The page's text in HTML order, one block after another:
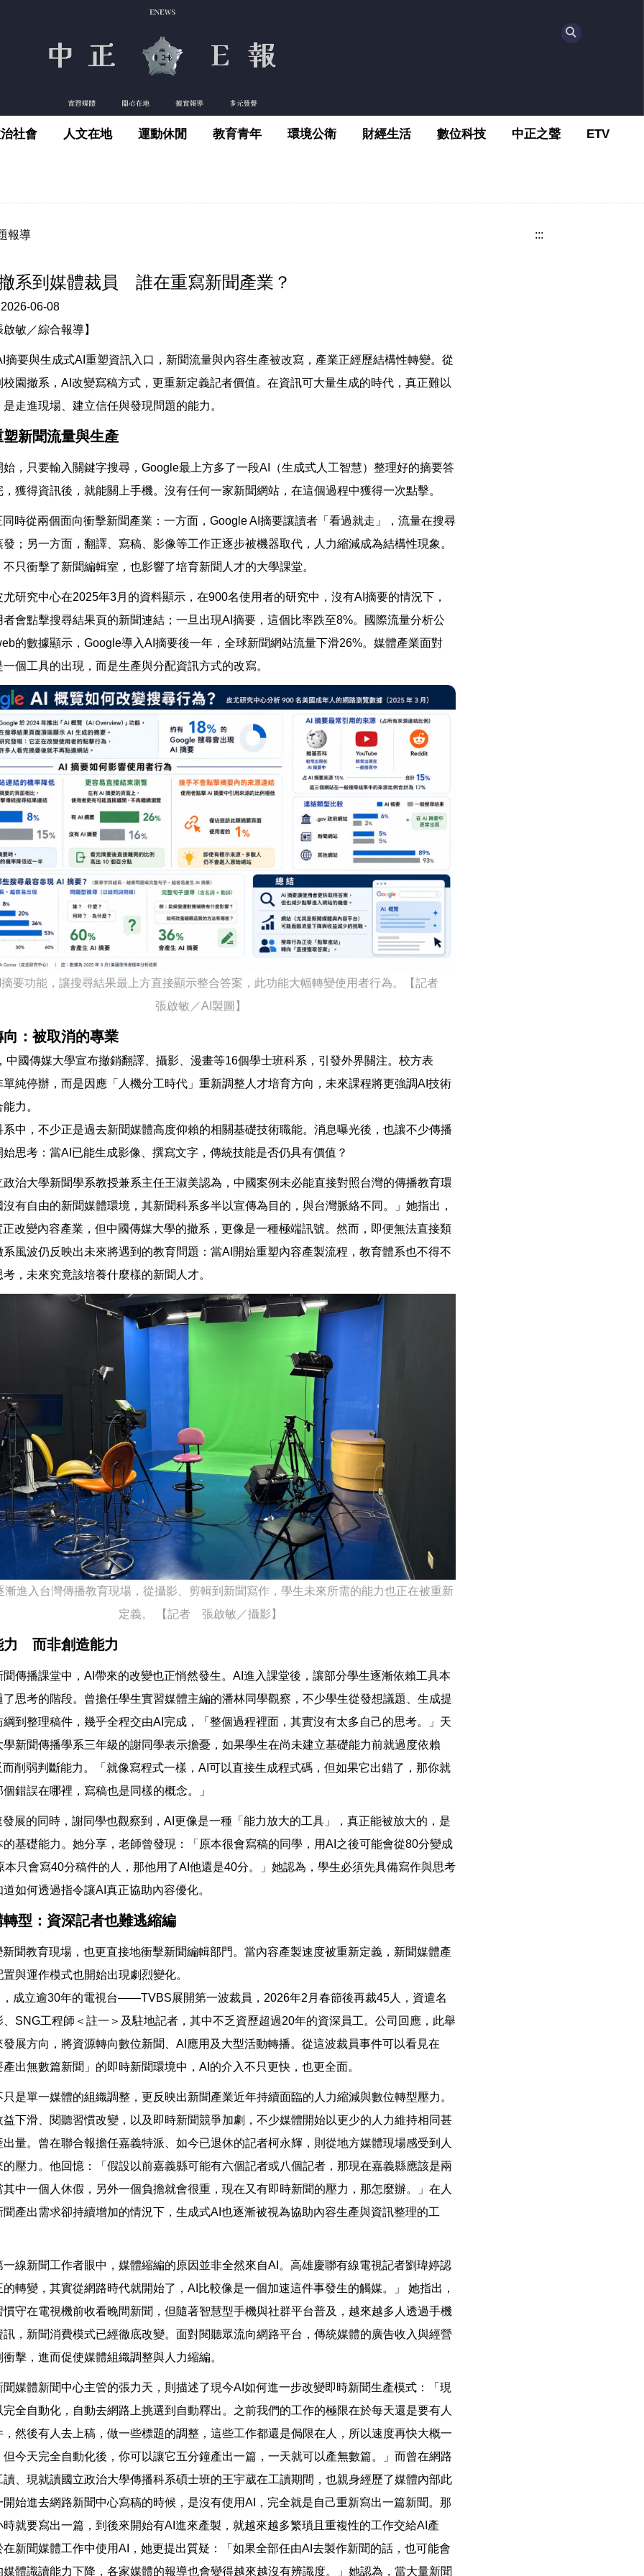
社會 人文在地 運動休閒 教育青年 環境公衛 財經生活 數位科技 中正之聲 ETV
報導
系到媒體裁員 誰在重寫新聞產業？
2026-06-08
敏／綜合報導】
摘要與生成式AI重塑資訊入口，新聞流量與內容生產被改寫，產業正經歷結構性轉變。從
園撤系，AI改變寫稿方式，更重新定義記者價值。在資訊可大量生成的時代，真正難以
走進現場、建立信任與發現問題的能力。
新聞流量與生產
始，只要輸入關鍵字搜尋，Google最上方多了一段AI（生成式人工智慧）整理好的摘要答
獲得資訊後，就能關上手機。沒有任何一家新聞網站，在這個過程中獲得一次點擊。
時從兩個面向衝擊新聞產業：一方面，Google AI摘要讓讀者「看過就走」，流量在搜尋
；另一方面，翻譯、寫稿、影像等工作正逐步被機器取代，人力縮減成為結構性現象。
只衝擊了新聞編輯室，也影響了培育新聞人才的大學課堂。
研究中心在2025年3月的資料顯示，在900名使用者的研究中，沒有AI摘要的情況下，
者會點擊搜尋結果頁的新聞連結；一旦出現AI摘要，這個比率跌至8%。國際流量分析公
的數據顯示，Google導入AI摘要後一年，全球新聞網站流量下滑26%。媒體產業面對
個工具的出現，而是生產與分配資訊方式的改寫。
要功能，讓搜尋結果最上方直接顯示整合答案，此功能大幅轉變使用者行為。【記者
張啟敏／AI製圖】
：被取消的專業
中國傳媒大學宣布撤銷翻譯、攝影、漫畫等16個學士班科系，引發外界關注。校方表
單純停辦，而是因應「人機分工時代」重新調整人才培育方向，未來課程將更強調AI技術
力。
系中，不少正是過去新聞媒體高度仰賴的相關基礎技術職能。消息曝光後，也讓不少傳播
思考：當AI已能生成影像、撰寫文字，傳統技能是否仍具有價值？
政治大學新聞學系教授兼系主任王淑美認為，中國案例未必能直接對照台灣的傳播教育環
有自由的新聞媒體環境，其新聞科系多半以宣傳為目的，與台灣脈絡不同。」她指出，
改變內容產業，但中國傳媒大學的撤系，更像是一種極端訊號。然而，即便無法直接類
系風波仍反映出未來將遇到的教育問題：當AI開始重塑內容產製流程，教育體系也不得不
，未來究竟該培養什麼樣的新聞人才。
漸進入台灣傳播教育現場，從攝影、剪輯到新聞寫作，學生未來所需的能力也正在被重新
定義。 【記者 張啟敏／攝影】
力 而非創造能力
聞傳播課堂中，AI帶來的改變也正悄然發生。AI進入課堂後，讓部分學生逐漸依賴工具本
了思考的階段。曾擔任學生實習媒體主編的潘林同學觀察，不少學生從發想議題、生成提
綱到整理稿件，幾乎全程交由AI完成，「整個過程裡面，其實沒有太多自己的思考。」天
學新聞傳播學系三年級的謝同學表示擔憂，如果學生在尚未建立基礎能力前就過度依賴
削弱判斷能力。「就像寫程式一樣，AI可以直接生成程式碼，但如果它出錯了，那你就
錯誤在哪裡，寫稿也是同樣的概念。」
展的同時，謝同學也觀察到，AI更像是一種「能力放大的工具」，真正能被放大的，是
的基礎能力。她分享，老師曾發現：「原本很會寫稿的同學，用AI之後可能會從80分變成
本只會寫40分稿件的人，那他用了AI他還是40分。」她認為，學生必須先具備寫作與思考
如何透過指令讓AI真正協助內容優化。
型：資深記者也難逃縮編
聞教育現場，也更直接地衝擊新聞編輯部門。當內容產製速度被重新定義，新聞媒體產
與運作模式也開始出現劇烈變化。
成立逾30年的電視台——TVBS展開第一波裁員，2026年2月春節後再裁45人，資遣名
、SNG工程師＜註一＞及駐地記者，其中不乏資歷超過20年的資深員工。公司回應，此舉
發展方向，將資源轉向數位新聞、AI應用及大型活動轉播。從這波裁員事件可以看見在
出無數篇新聞」的即時新聞環境中，AI的介入不只更快，也更全面。
是單一媒體的組織調整，更反映出新聞產業近年持續面臨的人力縮減與數位轉型壓力。
益下滑、閱聽習慣改變，以及即時新聞競爭加劇，不少媒體開始以更少的人力維持相同甚
量。曾在聯合報擔任嘉義特派、如今已退休的記者柯永輝，則從地方媒體現場感受到人
的壓力。他回憶：「假設以前嘉義縣可能有六個記者或八個記者，那現在嘉義縣應該是兩
中一個人休假，另外一個負擔就會很重，現在又有即時新聞的壓力，那怎麼辦。」在人
聞產出需求卻持續增加的情況下，生成式AI也逐漸被視為協助內容生產與資訊整理的工
一線新聞工作者眼中，媒體縮編的原因並非全然來自AI。高雄慶聯有線電視記者劉瑋婷認
轉變，其實從網路時代就開始了，AI比較像是一個加速這件事發生的觸媒。」 她指出，
慣守在電視機前收看晚間新聞，但隨著智慧型手機與社群平台普及，越來越多人透過手機
訊，新聞消費模式已經徹底改變。面對閱聽眾流向網路平台，傳統媒體的廣告收入與經營
擊，進而促使媒體組織調整與人力縮編。
媒體新聞中心主管的張力天，則描述了現今AI如何進一步改變即時新聞生產模式：「現
全自動化，自動去網路上挑選到自動釋出。之前我們的工作的極限在於每天還是要有人
，然後有人去上稿，做一些標題的調整，這些工作都還是侷限在人，所以速度再快大概一
但今天完全自動化後，你可以讓它五分鐘產出一篇，一天就可以產無數篇。」而曾在網路
讀、現就讀國立政治大學傳播科系碩士班的王宇葳在工讀期間，也親身經歷了媒體內部此
開始進去網路新聞中心寫稿的時候，是沒有使用AI，完全就是自己重新寫出一篇新聞。那
時就要寫出一篇，到後來開始有AI進來產製，就越來越多繁瑣且重複性的工作交給AI產
在新聞媒體工作中使用AI，她更提出質疑：「如果全部任由AI去製作新聞的話，也可能會
體識讀能力下降，各家媒體的報導也會變得越來越沒有辨識度。」她認為，當大量新聞
:::